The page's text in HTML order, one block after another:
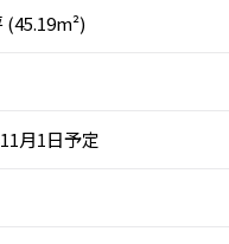
(45.19m²)
月1日予定